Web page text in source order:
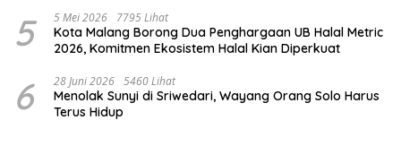
5 5 Mei 2026 7795 Lihat
Kota Malang Borong Dua Penghargaan UB Halal Metric
2026, Komitmen Ekosistem Halal Kian Diperkuat
6 28 Juni 2026 5460 Lihat
Menolak Sunyi di Sriwedari, Wayang Orang Solo Harus
Terus Hidup